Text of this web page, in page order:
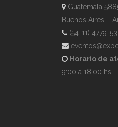
Guatemala
Buenos Aires –
(54-11) 4779-
Horario de
9:00 a 18:00 hs.